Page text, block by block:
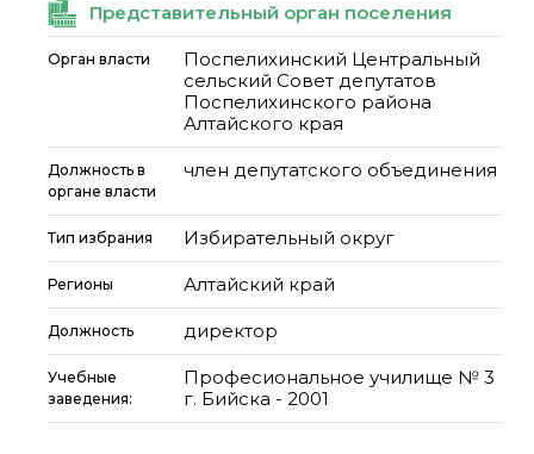
Представительный орган поселения
Орган власти
Поспелихинский Центральный
сельский Совет депутатов
Поспелихинского района
Алтайского края
Должность в
органе власти
член депутатского объединения
Тип избрания Избирательный округ
Регионы Алтайский край
Должность директор
Учебные
заведения:
Професиональное училище № 3
г. Бийска - 2001